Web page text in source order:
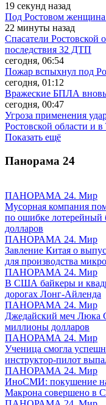
19 секунд назад
Под Ростовом женщина
22 минуты назад
Спасатели Ростовской
последствия 32 ДТП
сегодня, 06:54
Пожар вспыхнул под
сегодня, 01:12
Вражеские БПЛА вновь
сегодня, 00:47
Угроза применения
Ростовской области и в
Показать ещё
Панорама 24
ПАНОРАМА 24. Мир
Мусорная компания
по ошибке
долларов
ПАНОРАМА 24. Мир
Завление Китая о
для производства
ПАНОРАМА 24. Мир
В США байкеры и
дорогах Лонг-Айленда
ПАНОРАМА 24. Мир
Джедайский меч Люка
миллионы долларов
ПАНОРАМА 24. Мир
Ученица смогла
инструктор-пилот
ПАНОРАМА 24. Мир
ИноСМИ: покушение
Макрона совершено в